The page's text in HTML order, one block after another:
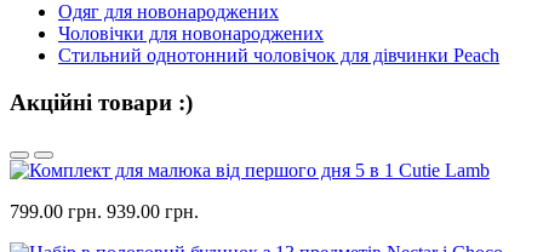
Одяг для новонароджених
Чоловічки для новонароджених
Стильний однотонний чоловічок для дівчинки Peach
Акційні товари :)
799.00 грн. 939.00 грн.